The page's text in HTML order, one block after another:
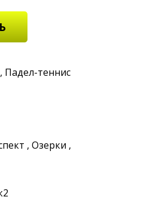
Падел-теннис
, Озерки ,